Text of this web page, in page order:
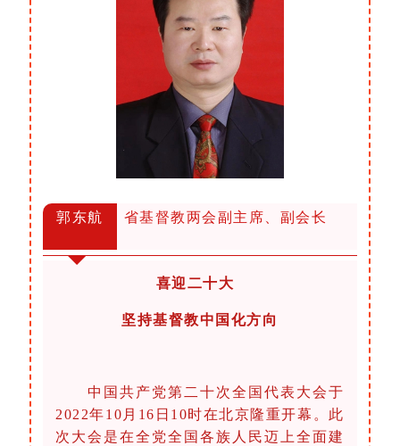
郭东航 省基督教两会副主席、副会长
喜迎二十大
坚持基督教中国化方向
中国共产党第二十次全国代表大会于
2022年10月16日10时在北京隆重开幕。此
次大会是在全党全国各族人民迈上全面建